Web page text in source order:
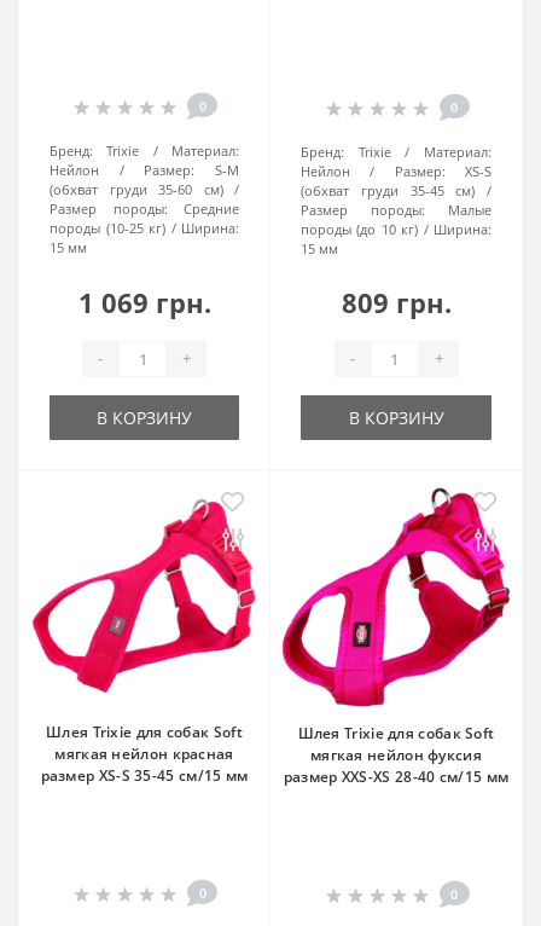
0
Бренд: Trixie
Материал:
Нейлон
Размер:
S-M
(обхват груди 35-60 см)
Размер породы:
Средние
породы (10-25 кг)
Ширина:
15 мм
1 069 грн.
- +
В КОРЗИНУ
0
Бренд: Trixie
Материал:
Нейлон
Размер:
XS-S
(обхват груди 35-45 см)
Размер породы:
Малые
породы (до 10 кг)
Ширина:
15 мм
809 грн.
- +
В КОРЗИНУ
Шлея Trixie для собак Soft
мягкая нейлон красная
размер XS-S 35-45 см/15 мм
0
Шлея Trixie для собак Soft
мягкая нейлон фуксия
размер XXS-XS 28-40 см/15 мм
0